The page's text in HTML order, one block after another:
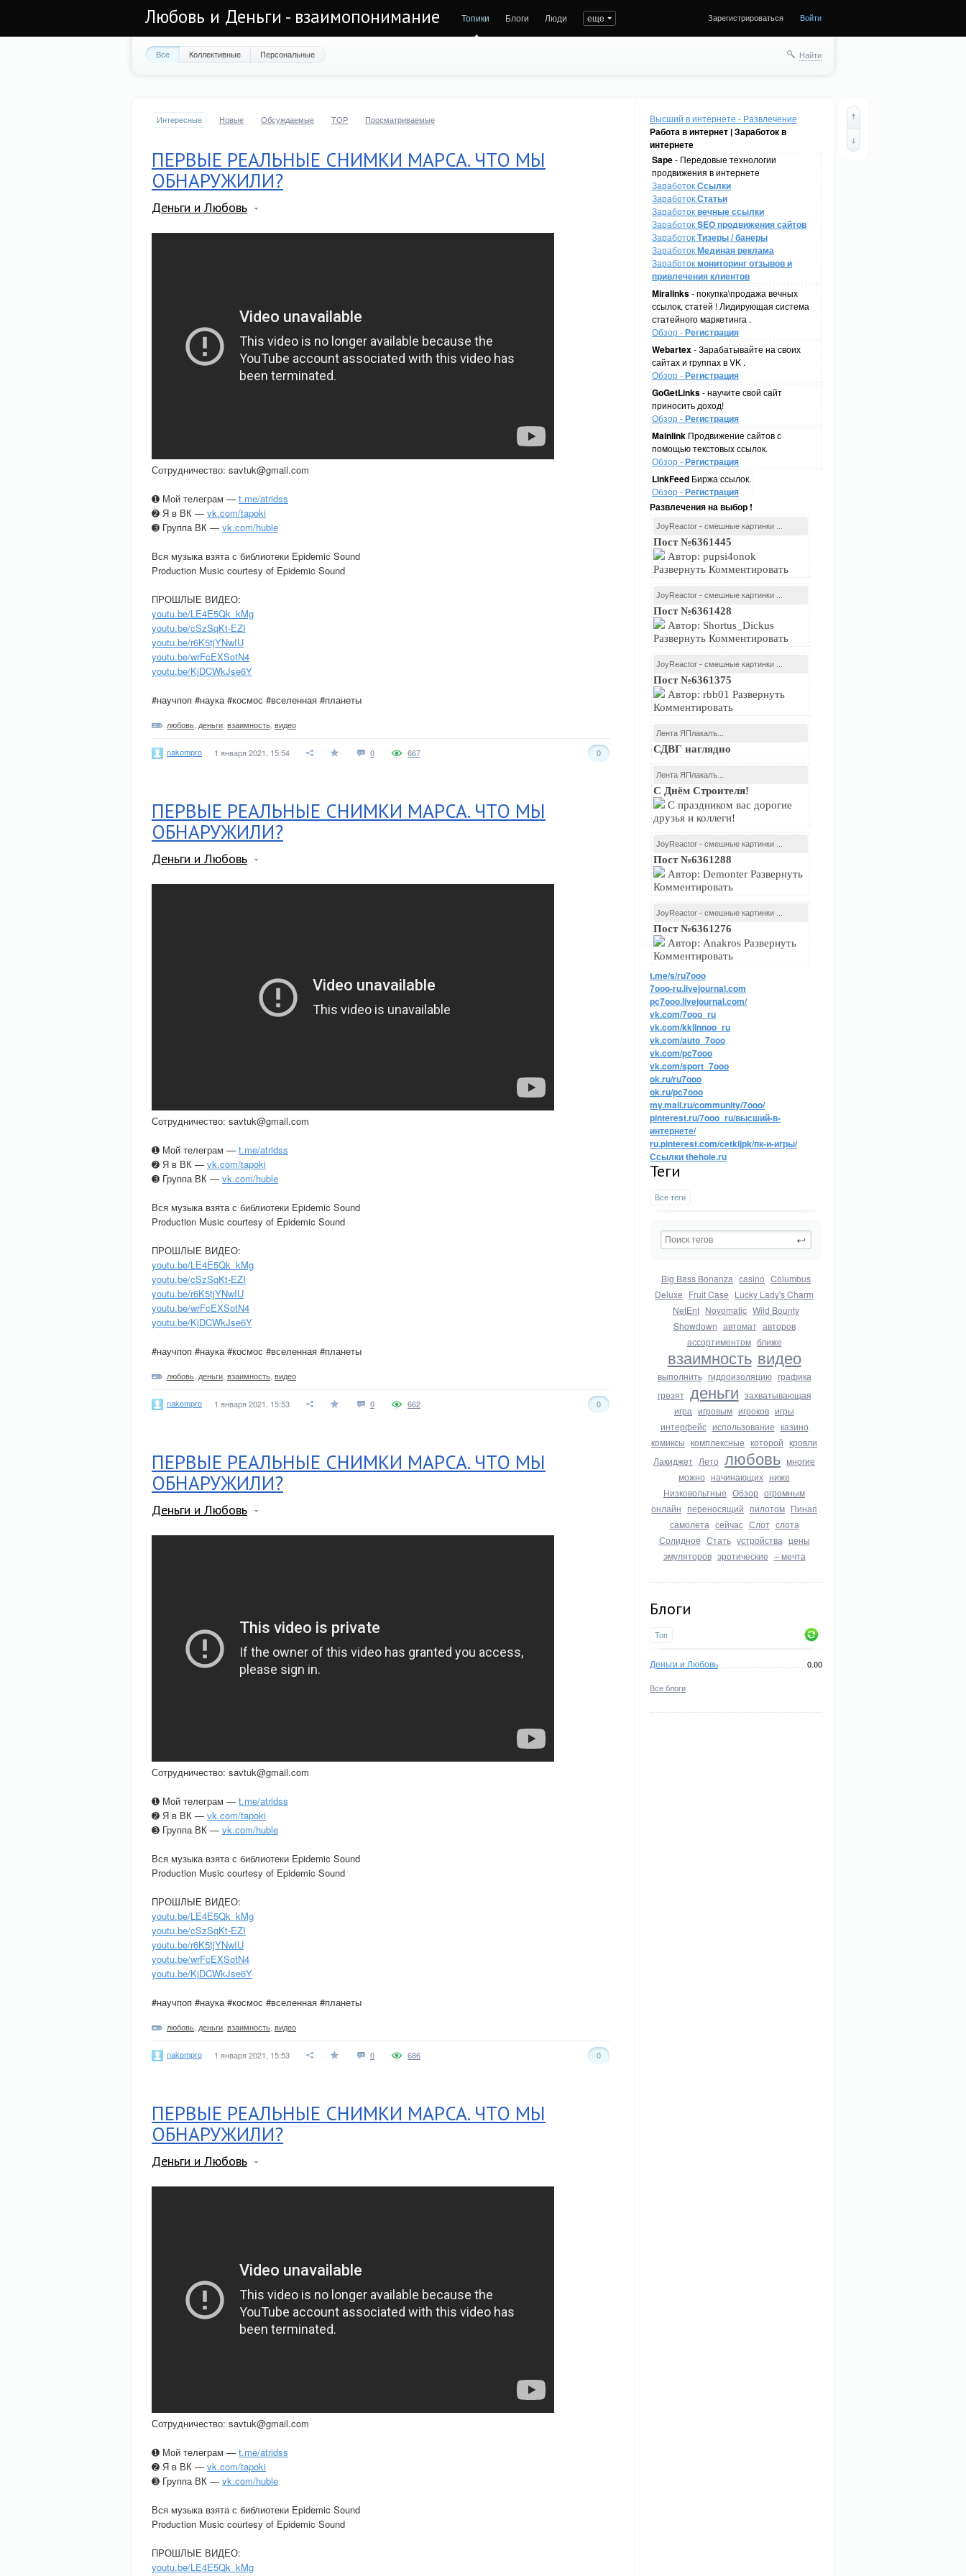
Любовь и Деньги - взаимопонимание Топики Блоги Люди еще Зарегистрироваться Войти
Все Коллективные Персональные Найти
Высший в интернете - Развлечение
Работа в интернет | Заработок в
интернете
Sape- Передовые технологии
продвижения в интернете
ЗаработокСсылки
ЗаработокСтатьи
Заработоквечные ссылки
ЗаработокSEO продвижения сайтов
ЗаработокТизеры / банеры
ЗаработокМединая реклама
Заработокмониторинг отзывов и
привлечения клиентов
Miralinks- покупка\продажа вечных
ссылок, статей ! Лидирующая система
статейного маркетинга .
Обзор -Регистрация
Webartex- Зарабатывайте на своих
сайтах и группах в VK .
Обзор -Регистрация
GoGetLinks- научите свой сайт
приносить доход!
Обзор -Регистрация
Mainlink Продвижение сайтов с
помощью текстовых ссылок.
Обзор -Регистрация
LinkFeed Биржа ссылок.
Обзор -Регистрация
Развлечения на выбор !
JoyReactor - смешные картинки ...
Пост №6361445
Автор: pupsi4onok
Развернуть Комментировать
JoyReactor - смешные картинки ...
Пост №6361428
Автор: Shortus_Dickus
Развернуть Комментировать
JoyReactor - смешные картинки ...
Пост №6361375
Автор: rbb01 Развернуть
Комментировать
Лента ЯПлакалъ...
СДВГ наглядно
Лента ЯПлакалъ...
С Днём Строителя!
С праздником вас дорогие
друзья и коллеги!
JoyReactor - смешные картинки ...
Пост №6361288
Автор: Demonter Развернуть
Комментировать
JoyReactor - смешные картинки ...
Пост №6361276
Автор: Anakros Развернуть
Комментировать
t.me/s/ru7ooo
7ooo-ru.livejournal.com
pc7ooo.livejournal.com/
vk.com/7ooo_ru
vk.com/kkiinnoo_ru
vk.com/auto_7ooo
vk.com/pc7ooo
vk.com/sport_7ooo
ok.ru/ru7ooo
ok.ru/pc7ooo
my.mail.ru/community/7ooo/
pinterest.ru/7ooo_ru/высший-в-
интернете/
ru.pinterest.com/cetkijpk/пк-и-игры/
Ссылки thehole.ru
Теги
Все теги
Big Bass Bonanza casino Columbus
Deluxe Fruit Case Lucky Lady's Charm
NetEnt Novomatic Wild Bounty
Showdown автомат авторов
ассортиментом ближе
взаимность видео
выполнить гидроизоляцию графика
грезят деньги захватывающая
игра игровым игроков игры
интерфейс использование казино
комиксы комплексные которой кровли
Лакиджет Лето любовь многие
можно начинающих ниже
Низковольтные Обзор огромным
онлайн переносящий пилотом Пинап
самолета сейчас Слот слота
Солидное Стать устройства цены
эмуляторов эротические – мечта
Блоги
Топ
Деньги и Любовь 0.00
Все блоги
Интересные Новые Обсуждаемые TOP Просматриваемые
ПЕРВЫЕ РЕАЛЬНЫЕ СНИМКИ МАРСА. ЧТО МЫ
ОБНАРУЖИЛИ?
Деньги и Любовь
Сотрудничество: savtuk@gmail.com
➊ Мой телеграм — t.me/atridss
➋ Я в ВК — vk.com/tapoki
➌ Группа ВК — vk.com/huble
Вся музыка взята с библиотеки Epidemic Sound
Production Music courtesy of Epidemic Sound
ПРОШЛЫЕ ВИДЕО:
youtu.be/LE4E5Qk_kMg
youtu.be/cSzSqKt-EZI
youtu.be/r6K5tjYNwIU
youtu.be/wrFcEXSotN4
youtu.be/KjDCWkJse6Y
#научпоп #наука #космос #вселенная #планеты
любовь деньги взаимность видео
nakompro 1 января 2021, 15:54 0 0
667
ПЕРВЫЕ РЕАЛЬНЫЕ СНИМКИ МАРСА. ЧТО МЫ
ОБНАРУЖИЛИ?
Деньги и Любовь
Сотрудничество: savtuk@gmail.com
➊ Мой телеграм — t.me/atridss
➋ Я в ВК — vk.com/tapoki
➌ Группа ВК — vk.com/huble
Вся музыка взята с библиотеки Epidemic Sound
Production Music courtesy of Epidemic Sound
ПРОШЛЫЕ ВИДЕО:
youtu.be/LE4E5Qk_kMg
youtu.be/cSzSqKt-EZI
youtu.be/r6K5tjYNwIU
youtu.be/wrFcEXSotN4
youtu.be/KjDCWkJse6Y
#научпоп #наука #космос #вселенная #планеты
любовь деньги взаимность видео
nakompro 1 января 2021, 15:53 0 0
662
ПЕРВЫЕ РЕАЛЬНЫЕ СНИМКИ МАРСА. ЧТО МЫ
ОБНАРУЖИЛИ?
Деньги и Любовь
Сотрудничество: savtuk@gmail.com
➊ Мой телеграм — t.me/atridss
➋ Я в ВК — vk.com/tapoki
➌ Группа ВК — vk.com/huble
Вся музыка взята с библиотеки Epidemic Sound
Production Music courtesy of Epidemic Sound
ПРОШЛЫЕ ВИДЕО:
youtu.be/LE4E5Qk_kMg
youtu.be/cSzSqKt-EZI
youtu.be/r6K5tjYNwIU
youtu.be/wrFcEXSotN4
youtu.be/KjDCWkJse6Y
#научпоп #наука #космос #вселенная #планеты
любовь деньги взаимность видео
nakompro 1 января 2021, 15:53 0 0
686
ПЕРВЫЕ РЕАЛЬНЫЕ СНИМКИ МАРСА. ЧТО МЫ
ОБНАРУЖИЛИ?
Деньги и Любовь
Сотрудничество: savtuk@gmail.com
➊ Мой телеграм — t.me/atridss
➋ Я в ВК — vk.com/tapoki
➌ Группа ВК — vk.com/huble
Вся музыка взята с библиотеки Epidemic Sound
Production Music courtesy of Epidemic Sound
ПРОШЛЫЕ ВИДЕО:
youtu.be/LE4E5Qk_kMg